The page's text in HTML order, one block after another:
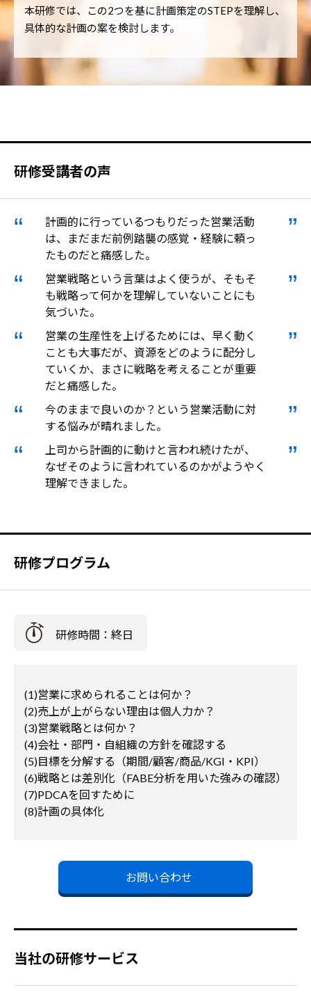
本研修では、この2つを基に計画策定のSTEPを理解し、
具体的な計画の案を検討します。
研修受講者の声
計画的に行っているつもりだった営業活動
は、まだまだ前例踏襲の感覚・経験に頼っ
たものだと痛感した。
営業戦略という言葉はよく使うが、そもそ
も戦略って何かを理解していないことにも
気づいた。
営業の生産性を上げるためには、早く動く
ことも大事だが、資源をどのように配分し
ていくか、まさに戦略を考えることが重要
だと痛感した。
今のままで良いのか？という営業活動に対
する悩みが晴れました。
上司から計画的に動けと言われ続けたが、
なぜそのように言われているのかがようやく
理解できました。
研修プログラム
研修時間：終日
(1)営業に求められることは何か？
(2)売上が上がらない理由は個人力か？
(3)営業戦略とは何か？
(4)会社・部門・自組織の方針を確認する
(5)目標を分解する（期間/顧客/商品/KGI・KPI）
(6)戦略とは差別化（FABE分析を用いた強みの確認）
(7)PDCAを回すために
(8)計画の具体化
お問い合わせ
当社の研修サービス